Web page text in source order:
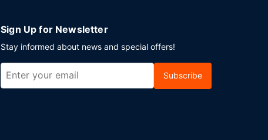
Sign Up for Newsletter
Stay informed about news and special offers!
Subscribe